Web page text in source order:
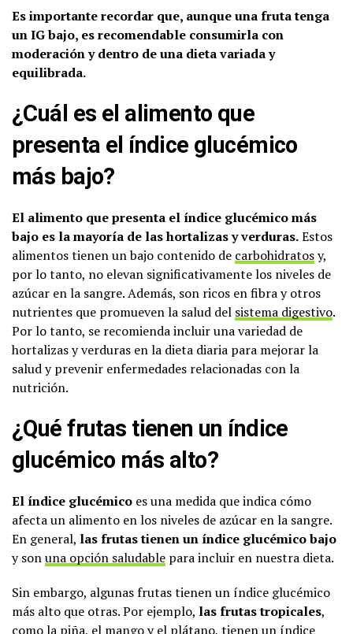
Es importante recordar que, aunque una fruta tenga
un IG bajo, es recomendable consumirla con
moderación y dentro de una dieta variada y
equilibrada.
¿Cuál es el alimento que
presenta el índice glucémico
más bajo?
El alimento que presenta el índice glucémico más
bajo es la mayoría de las hortalizas y verduras.Estos
alimentos tienen un bajo contenido de carbohidratosy,
por lo tanto, no elevan significativamente los niveles de
azúcar en la sangre. Además, son ricos en fibra y otros
nutrientes que promueven la salud del sistema digestivo.
Por lo tanto, se recomienda incluir una variedad de
hortalizas y verduras en la dieta diaria para mejorar la
salud y prevenir enfermedades relacionadas con la
nutrición.
¿Qué frutas tienen un índice
glucémico más alto?
El índice glucémico es una medida que indica cómo
afecta un alimento en los niveles de azúcar en la sangre.
En general, las frutas tienen un índice glucémico bajo
y sonuna opción saludable para incluir en nuestra dieta.
Sin embargo, algunas frutas tienen un índice glucémico
más alto que otras. Por ejemplo, las frutas tropicales,
como la piña, el mango y el plátano, tienen un índice